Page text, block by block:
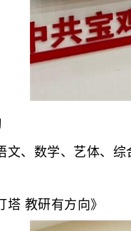
数学、艺体、综
教研有方向》